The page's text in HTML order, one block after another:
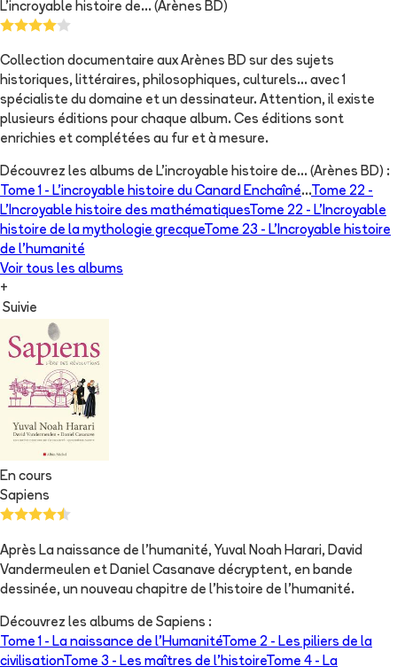
L'incroyable histoire de... (Arènes BD)
Collection documentaire aux Arènes BD sur des sujets
historiques, littéraires, philosophiques, culturels... avec 1
spécialiste du domaine et un dessinateur. Attention, il existe
plusieurs éditions pour chaque album. Ces éditions sont
enrichies et complétées au fur et à mesure.
Découvrez les albums de L'incroyable histoire de... (Arènes BD) :
Tome 1 - L'incroyable histoire du Canard Enchaîné...Tome 22 -
L'Incroyable histoire des mathématiquesTome 22 - L'Incroyable
histoire de la mythologie grecqueTome 23 - L'Incroyable histoire
de l'humanité
Voir tous les albums
+
Suivie
En cours
Sapiens
Après La naissance de l'humanité, Yuval Noah Harari, David
Vandermeulen et Daniel Casanave décryptent, en bande
dessinée, un nouveau chapitre de l'histoire de l'humanité.
Découvrez les albums de Sapiens :
Tome 1 - La naissance de l'HumanitéTome 2 - Les piliers de la
civilisationTome 3 - Les maîtres de l'histoireTome 4 - La